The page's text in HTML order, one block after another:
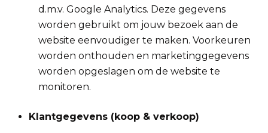
d.m.v. Google Analytics. Deze gegevens
worden gebruikt om jouw bezoek aan de
website eenvoudiger te maken. Voorkeuren
worden onthouden en marketinggegevens
worden opgeslagen om de website te
monitoren.
Klantgegevens (koop & verkoop)